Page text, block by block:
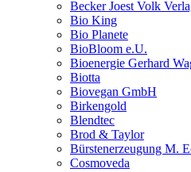
Becker Joest Volk
Bio King
Bio Planete
BioBloom e.U.
Bioenergie Gerhard
Biotta
Biovegan GmbH
Birkengold
Blendtec
Brod & Taylor
Bürstenerzeugung M.
Cosmoveda